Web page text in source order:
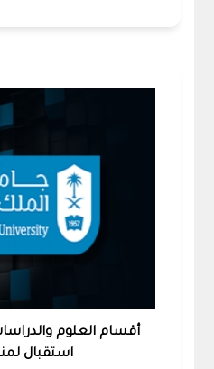
أقسام العلوم
استقبال